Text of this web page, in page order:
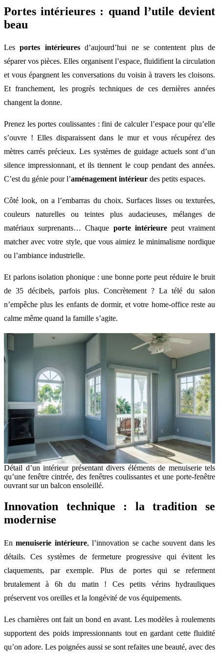
Portes intérieures : quand l’utile devient
beau
Lesportes intérieuresd’aujourd’hui ne se contentent plus de
séparer vos pièces. Elles organisent l’espace, fluidifient la circulation
et vous épargnent les conversations du voisin à travers les cloisons.
Et franchement, les progrès techniques de ces dernières années
changent la donne.
Prenez les portes coulissantes : fini de calculer l’espace pour qu’elle
s’ouvre ! Elles disparaissent dans le mur et vous récupérez des
mètres carrés précieux. Les systèmes de guidage actuels sont d’un
silence impressionnant, et ils tiennent le coup pendant des années.
C’est du génie pour l’aménagement intérieur des petits espaces.
Côté look, on a l’embarras du choix. Surfaces lisses ou texturées,
couleurs naturelles ou teintes plus audacieuses, mélanges de
matériaux surprenants… Chaque porte intérieurepeut vraiment
matcher avec votre style, que vous aimiez le minimalisme nordique
ou l’ambiance industrielle.
Et parlons isolation phonique : une bonne porte peut réduire le bruit
de 35 décibels, parfois plus. Concrètement ? La télé du salon
n’empêche plus les enfants de dormir, et votre home-office reste au
calme même quand la famille s’agite.
Détail d’un intérieur présentant divers éléments de menuiserie tels
qu’une fenêtre cintrée, des fenêtres coulissantes et une porte-fenêtre
ouvrant sur un balcon ensoleillé.
Innovation technique : la tradition se
modernise
Enmenuiserie intérieure, l’innovation se cache souvent dans les
détails. Ces systèmes de fermeture progressive qui évitent les
claquements, par exemple. Plus de portes qui se referment
brutalement à 6h du matin ! Ces petits vérins hydrauliques
préservent vos oreilles et la longévité de vos équipements.
Les charnières ont fait un bond en avant. Les modèles à roulements
supportent des poids impressionnants tout en gardant cette fluidité
qu’on adore. Les poignées aussi se sont refaites une beauté, avec des